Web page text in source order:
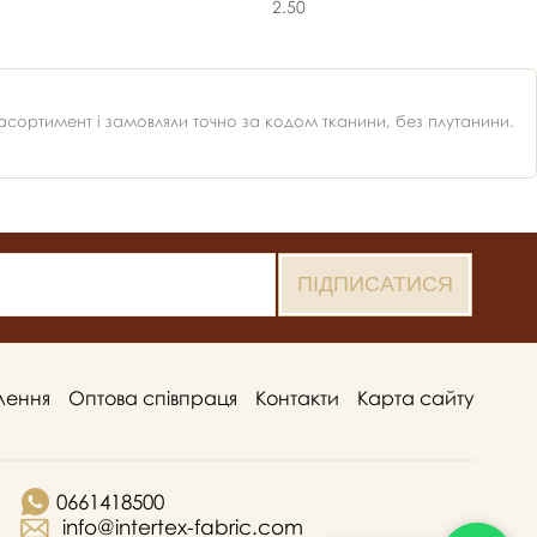
2.50
і замовляли точно за кодом тканини, без плутанини.
Оптова співпраця Контакти Карта сайту
0661418500
info@intertex-fabric.com